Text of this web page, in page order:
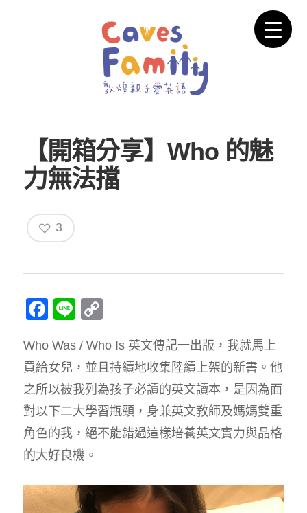
【開箱分享】Who 的魅
力無法擋
3
Facebook
Line
Who Was / Who Is 英文傳記一出版，我就馬上
買給女兒，並且持續地收集陸續上架的新書。他
之所以被我列為孩子必讀的英文讀本，是因為面
對以下二大學習瓶頸，身兼英文教師及媽媽雙重
角色的我，絕不能錯過這樣培養英文實力與品格
的大好良機。